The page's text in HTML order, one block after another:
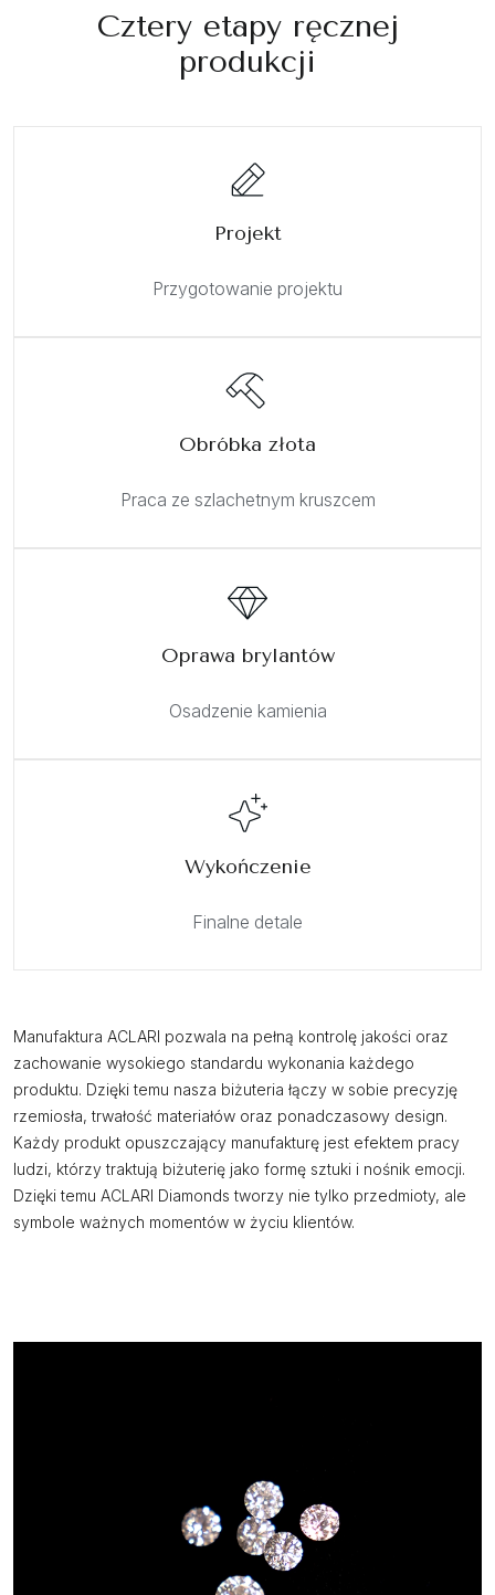
Cztery etapy ręcznej
produkcji
Projekt
Przygotowanie projektu
Obróbka złota
Praca ze szlachetnym kruszcem
Oprawa brylantów
Osadzenie kamienia
Wykończenie
Finalne detale
Manufaktura ACLARI pozwala na pełną kontrolę jakości oraz
zachowanie wysokiego standardu wykonania każdego
produktu. Dzięki temu nasza biżuteria łączy w sobie precyzję
rzemiosła, trwałość materiałów oraz ponadczasowy design.
Każdy produkt opuszczający manufakturę jest efektem pracy
ludzi, którzy traktują biżuterię jako formę sztuki i nośnik emocji.
Dzięki temu ACLARI Diamonds tworzy nie tylko przedmioty, ale
symbole ważnych momentów w życiu klientów.